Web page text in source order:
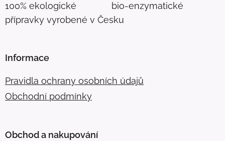
100% ekologické bio-enzymatické
přípravky vyrobené v Česku
Informace
Pravidla ochrany osobních údajů
Obchodní podmínky
Obchod a nakupování